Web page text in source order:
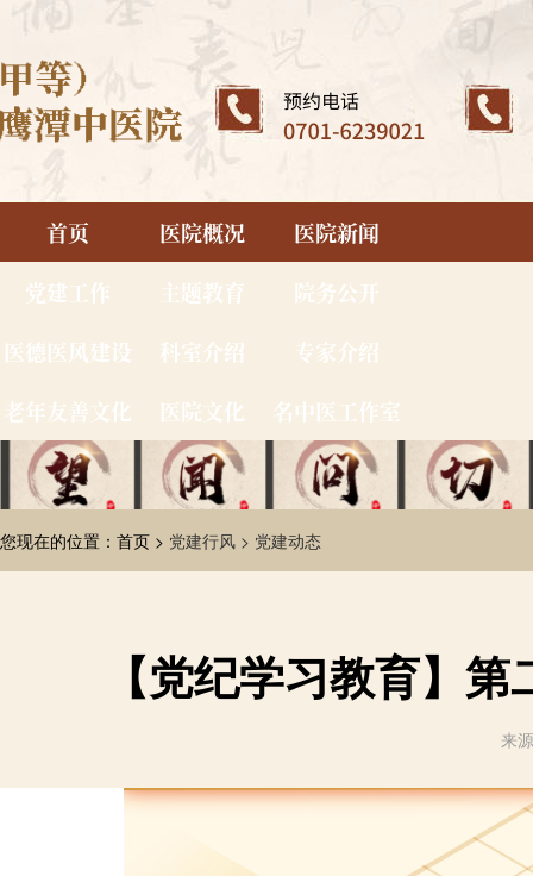
首页 医院概况
医院新闻
党建工作
主题教育
院务公开
医德医风建设
科室介绍
专家介绍
老年友善文化
医院文化 名中医工作室
您现在的位置：首页 > 党建行风 > 党建动态
【党纪学习教育】
来